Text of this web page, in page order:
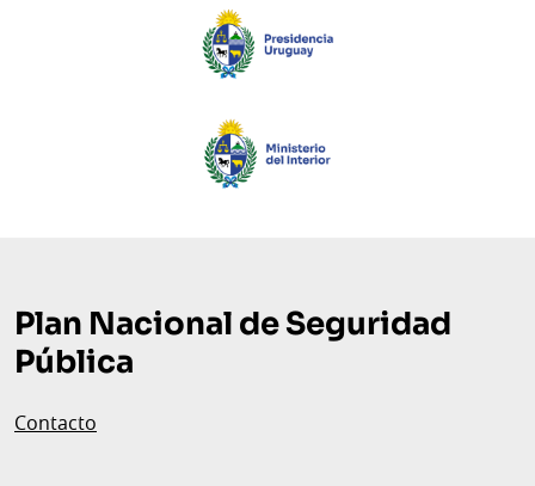
Plan Nacional de Seguridad
Pública
Contacto